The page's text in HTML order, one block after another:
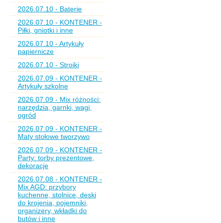
2026.07.10 - Baterie
2026.07.10 - KONTENER -
Piłki, gniotki i inne
2026.07.10 - Artykuły
papiernicze
2026.07.10 - Stroiki
2026.07.09 - KONTENER -
Artykuły szkolne
2026.07.09 - Mix różności:
narzędzia, garnki, wagi,
ogród
2026.07.09 - KONTENER -
Maty stołowe tworzywo
2026.07.09 - KONTENER -
Party: torby prezentowe,
dekoracje
2026.07.08 - KONTENER -
Mix AGD: przybory
kuchenne, stolnice, deski
do krojenia, pojemniki,
organizery, wkładki do
butów i inne